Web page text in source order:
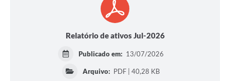
Relatório de ativos Jul-2026
Publicado em: 13/07/2026
Arquivo: PDF | 40,28 KB